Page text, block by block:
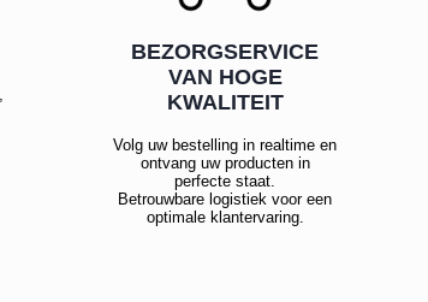
BEZORGSERVICE
VAN HOGE
KWALITEIT
Volg uw bestelling in realtime en
ontvang uw producten in
perfecte staat.
Betrouwbare logistiek voor een
optimale klantervaring.